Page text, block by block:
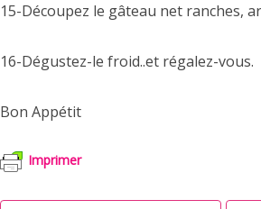
15-Découpez le gâteau net ranches,
16-Dégustez-le froid..et régalez-vous.
Bon Appétit
Imprimer